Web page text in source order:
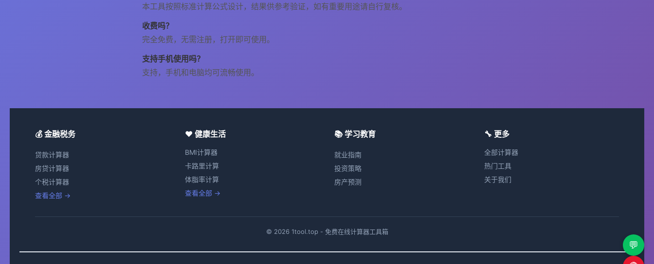
本工具按照标准计算公式设计，结果供参考验证，如有重要用途请自行复核。
收费吗？
完全免费，无需注册，打开即可使用。
支持手机使用吗？
支持，手机和电脑均可流畅使用。
💬
💰 金融税务
贷款计算器
房贷计算器
个税计算器
查看全部 →
❤️ 健康生活
BMI计算器
卡路里计算
体脂率计算
查看全部 →
📚 学习教育
就业指南
投资策略
房产预测
🔧 更多
全部计算器
热门工具
关于我们
© 2026 1tool.top - 免费在线计算器工具箱